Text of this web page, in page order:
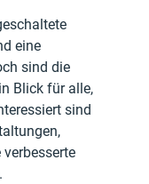
eine
sind die
Blick für alle,
sind